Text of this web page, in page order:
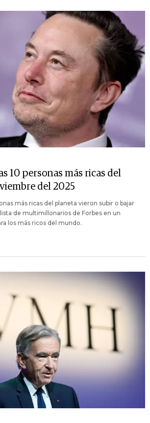
10 personas más ricas del
del 2025
más ricas del planeta vieron subir o bajar
de multimillonarios de Forbes en un
los más ricos del mundo.